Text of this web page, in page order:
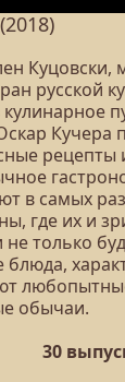
русской
Кучера
рецепты
в самых
где их и
только
обычаи.
30